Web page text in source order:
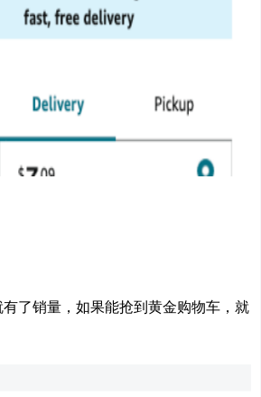
了销量，如果能抢到黄金购物车，就